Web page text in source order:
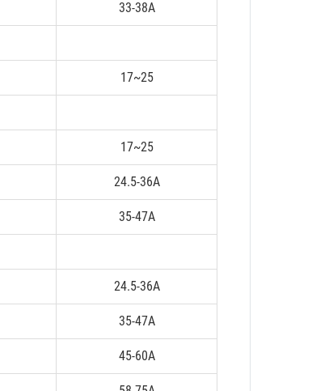
33-38A
17~25
17~25
24.5-36A
35-47A
24.5-36A
35-47A
45-60A